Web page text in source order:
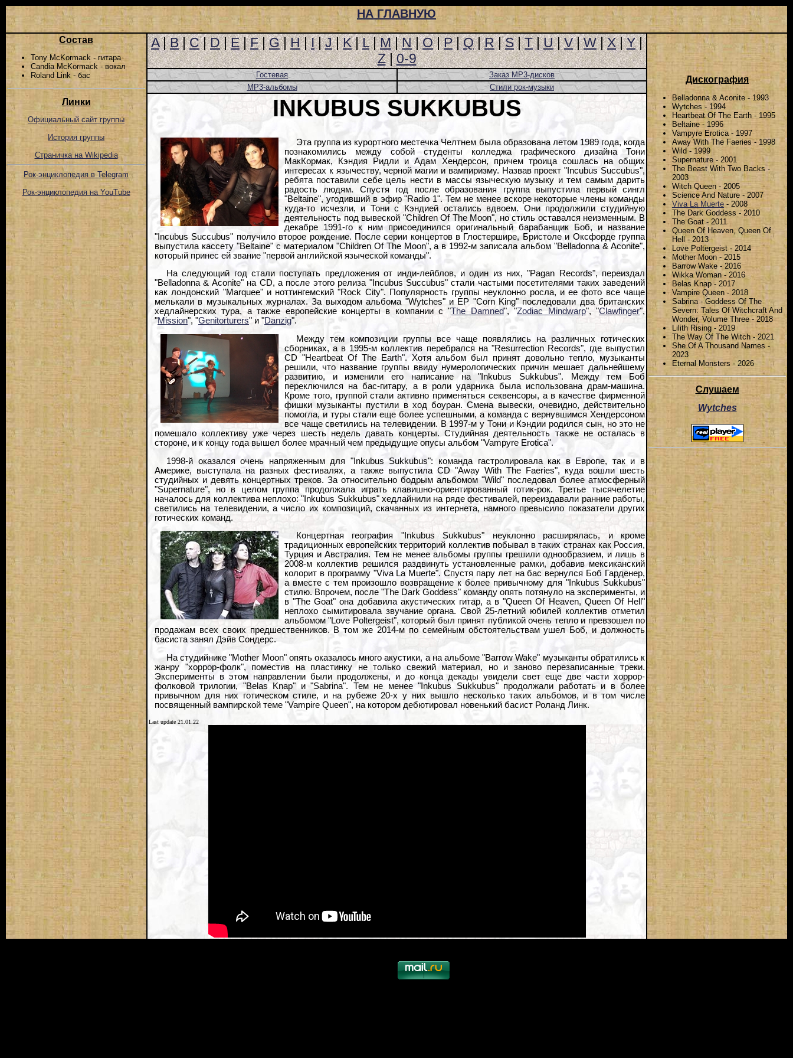
НА ГЛАВНУЮ
Состав
Tony McKormack - гитара
Candia McKormack - вокал
Roland Link - бас
Линки
Официальный сайт группы
История группы
Страничка на Wikipedia
Рок-энциклопедия в Telegram
Рок-энциклопедия на YouTube
A|B|C|D|E|F|G|H|I|J|K|L|M|N|O|P|Q|R|S|T|U|V|W|X|Y|
Z|0-9
Дискография
Belladonna & Aconite - 1993
Wytches - 1994
Heartbeat Of The Earth - 1995
Beltaine - 1996
Vampyre Erotica - 1997
Away With The Faeries - 1998
Wild - 1999
Supernature - 2001
The Beast With Two Backs -
2003
Witch Queen - 2005
Science And Nature - 2007
Viva La Muerte - 2008
The Dark Goddess - 2010
The Goat - 2011
Queen Of Heaven, Queen Of
Hell - 2013
Love Poltergeist - 2014
Mother Moon - 2015
Barrow Wake - 2016
Wikka Woman - 2016
Belas Knap - 2017
Vampire Queen - 2018
Sabrina - Goddess Of The
Severn: Tales Of Witchcraft And
Wonder, Volume Three - 2018
Lilith Rising - 2019
The Way Of The Witch - 2021
She Of A Thousand Names -
2023
Eternal Monsters - 2026
Слушаем
Wytches
Гостевая
Заказ MP3-дисков
MP3-альбомы
Стили рок-музыки
INKUBUS SUKKUBUS
Эта группа из курортного местечка Челтнем была образована летом 1989 года, когда
познакомились между собой студенты колледжа графического дизайна Тони
МакКормак, Кэндия Ридли и Адам Хендерсон, причем троица сошлась на общих
интересах к язычеству, черной магии и вампиризму. Назвав проект "Incubus Succubus",
ребята поставили себе цель нести в массы языческую музыку и тем самым дарить
радость людям. Спустя год после образования группа выпустила первый сингл
"Beltaine", угодивший в эфир "Radio 1". Тем не менее вскоре некоторые члены команды
куда-то исчезли, и Тони с Кэндией остались вдвоем. Они продолжили студийную
деятельность под вывеской "Children Of The Moon", но стиль оставался неизменным. В
декабре 1991-го к ним присоединился оригинальный барабанщик Боб, и название
"Incubus Succubus" получило второе рождение. После серии концертов в Глостершире, Бристоле и Оксфорде группа
выпустила кассету "Beltaine" с материалом "Children Of The Moon", а в 1992-м записала альбом "Belladonna & Aconite",
который принес ей звание "первой английской языческой команды".
На следующий год стали поступать предложения от инди-лейблов, и один из них, "Pagan Records", переиздал
"Belladonna & Aconite" на CD, а после этого релиза "Incubus Succubus" стали частыми посетителями таких заведений
как лондонский "Marquee" и ноттингемский "Rock City". Популярность группы неуклонно росла, и ее фото все чаще
мелькали в музыкальных журналах. За выходом альбома "Wytches" и EP "Corn King" последовали два британских
хедлайнерских тура, а также европейские концерты в компании с "The Damned", "Zodiac Mindwarp", "Clawfinger",
"Mission", "Genitorturers" и "Danzig".
Между тем композиции группы все чаще появлялись на различных готических
сборниках, а в 1995-м коллектив перебрался на "Resurrection Records", где выпустил
CD "Heartbeat Of The Earth". Хотя альбом был принят довольно тепло, музыканты
решили, что название группы ввиду нумерологических причин мешает дальнейшему
развитию, и изменили его написание на "Inkubus Sukkubus". Между тем Боб
переключился на бас-гитару, а в роли ударника была использована драм-машина.
Кроме того, группой стали активно применяться секвенсоры, а в качестве фирменной
фишки музыканты пустили в ход боуран. Смена вывески, очевидно, действительно
помогла, и туры стали еще более успешными, а команда с вернувшимся Хендерсоном
все чаще светились на телевидении. В 1997-м у Тони и Кэндии родился сын, но это не
помешало коллективу уже через шесть недель давать концерты. Студийная деятельность также не осталась в
стороне, и к концу года вышел более мрачный чем предыдущие опусы альбом "Vampyre Erotica".
1998-й оказался очень напряженным для "Inkubus Sukkubus": команда гастролировала как в Европе, так и в
Америке, выступала на разных фестивалях, а также выпустила CD "Away With The Faeries", куда вошли шесть
студийных и девять концертных треков. За относительно бодрым альбомом "Wild" последовал более атмосферный
"Supernature", но в целом группа продолжала играть клавишно-ориентированный готик-рок. Третье тысячелетие
началось для коллектива неплохо: "Inkubus Sukkubus" хедлайнили на ряде фестивалей, переиздавали ранние работы,
светились на телевидении, а число их композиций, скачанных из интернета, намного превысило показатели других
готических команд.
Концертная география "Inkubus Sukkubus" неуклонно расширялась, и кроме
традиционных европейских территорий коллектив побывал в таких странах как Россия,
Турция и Австралия. Тем не менее альбомы группы грешили однообразием, и лишь в
2008-м коллектив решился раздвинуть установленные рамки, добавив мексиканский
колорит в программу "Viva La Muerte". Спустя пару лет на бас вернулся Боб Гарденер,
а вместе с тем произошло возвращение к более привычному для "Inkubus Sukkubus"
стилю. Впрочем, после "The Dark Goddess" команду опять потянуло на эксперименты, и
в "The Goat" она добавила акустических гитар, а в "Queen Of Heaven, Queen Of Hell"
неплохо сымитировала звучание органа. Свой 25-летний юбилей коллектив отметил
альбомом "Love Poltergeist", который был принят публикой очень тепло и превзошел по
продажам всех своих предшественников. В том же 2014-м по семейным обстоятельствам ушел Боб, и должность
басиста занял Дэйв Сондерс.
На студийнике "Mother Moon" опять оказалось много акустики, а на альбоме "Barrow Wake" музыканты обратились к
жанру "хоррор-фолк", поместив на пластинку не только свежий материал, но и заново перезаписанные треки.
Эксперименты в этом направлении были продолжены, и до конца декады увидели свет еще две части хоррор-
фолковой трилогии, "Belas Knap" и "Sabrina". Тем не менее "Inkubus Sukkubus" продолжали работать и в более
привычном для них готическом стиле, и на рубеже 20-х у них вышло несколько таких альбомов, и в том числе
посвященный вампирской теме "Vampire Queen", на котором дебютировал новенький басист Роланд Линк.
Last update 21.01.22